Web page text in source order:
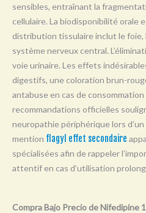
S
T
U
W
Y
sensibles, entraînant la
cellulaire. La biodisponibilité orale
distribution tissulaire inclut le foie,
système nerveux central.
voie urinaire. Les effets
digestifs, une coloration brun-
antabuse en cas de consommation
recommandations officielles
neuropathie périphérique lors
mention flagyl effet secondaire
spécialisées afin de rappeler
attentif en cas d’utilisation
Compra Bajo Precio de Nifedipine